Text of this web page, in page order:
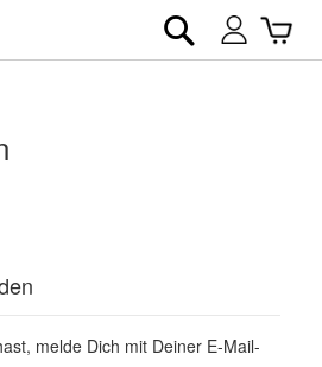
Suche
melde Dich mit Deiner E-Mail-